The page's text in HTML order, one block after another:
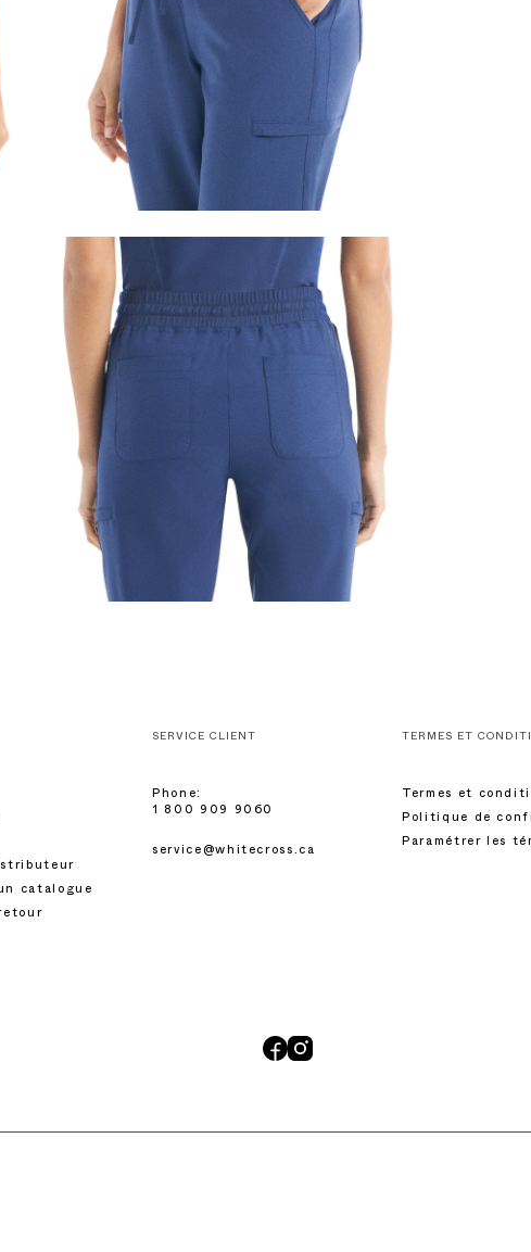
catalogue
SERVICE CLIENT
Phone:
1 800 909 9060
service@whitecross.ca
TERMES ET
Termes et
Politique de
Paramétrer les